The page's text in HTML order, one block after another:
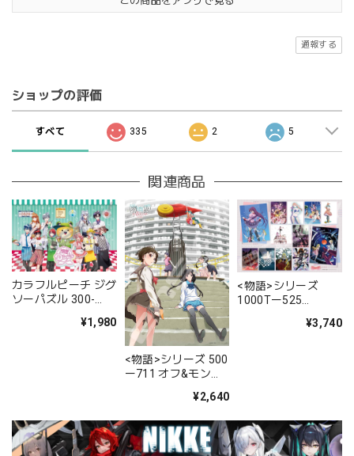
通報する
ショップの評価
すべて 335 2 5
関連商品
カラフルピーチ ジグ
ソーパズル 300-
¥1,980
<物語>シリーズ 500
ー711 オフ&モンス
¥2,640
<物語>シリーズ
1000Tー525
¥3,740